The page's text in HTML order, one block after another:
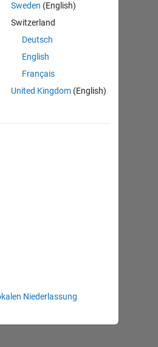
Sweden (English)
Switzerland
Deutsch
English
Français
United Kingdom (English)
Niederlassung